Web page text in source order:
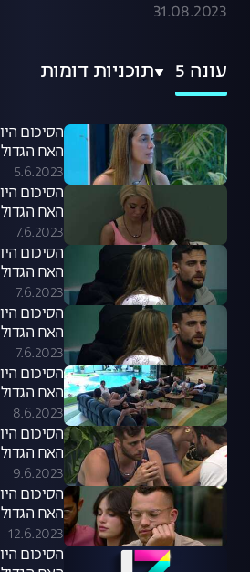
31.08.2023
עונה 5 תוכניות דומות
האח הגדול
5.6.2023
האח הגדול
7.6.2023
האח הגדול
7.6.2023
האח הגדול
7.6.2023
האח הגדול
8.6.2023
האח הגדול
9.6.2023
האח הגדול
12.6.2023